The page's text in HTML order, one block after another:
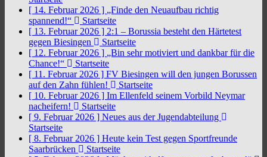
[ 14. Februar 2026 ] „Finde den Neuaufbau richtig
spannend!“
Startseite
[ 13. Februar 2026 ] 2:1 – Borussia besteht den Härtetest
gegen Biesingen
Startseite
[ 12. Februar 2026 ] „Bin sehr motiviert und dankbar für die
Chance!“
Startseite
[ 11. Februar 2026 ] FV Biesingen will den jungen Borussen
auf den Zahn fühlen!
Startseite
[ 10. Februar 2026 ] Im Ellenfeld seinem Vorbild Neymar
nacheifern!
Startseite
[ 9. Februar 2026 ] Neues aus der Jugendabteilung
Startseite
[ 8. Februar 2026 ] Heute kein Test gegen Sportfreunde
Saarbrücken
Startseite